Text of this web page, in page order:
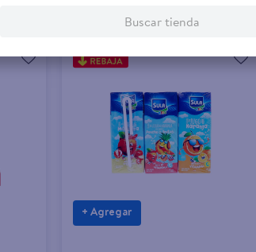
+ Agregar
Buscar tienda